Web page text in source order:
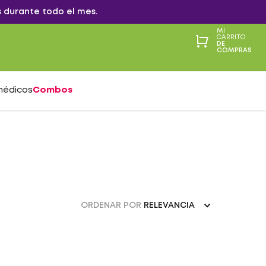
durante todo el mes.
MI
CARRITO
DE
COMPRAS
Combos
ORDENAR POR RELEVANCIA